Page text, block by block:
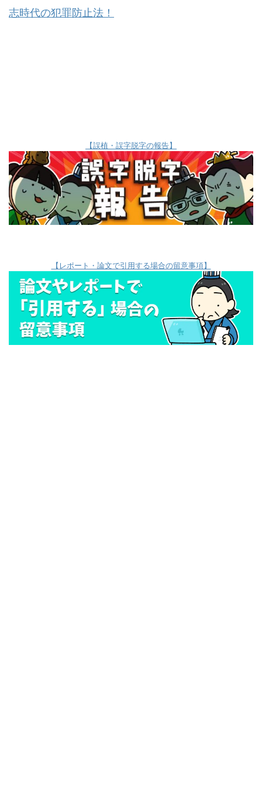
志時代の犯罪防止法！
【誤植・誤字脱字の報告】
【レポート・論文で引用する場合の留意事項】